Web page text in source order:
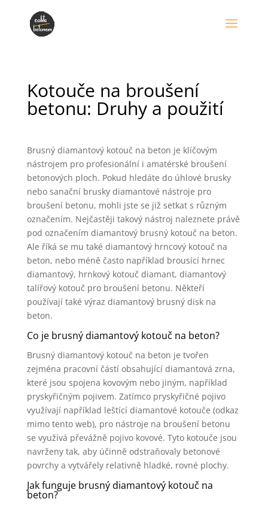
Kotouče na broušení
betonu: Druhy a použití
Brusný diamantový kotouč na beton je klíčovým
nástrojem pro profesionální i amatérské broušení
betonových ploch. Pokud hledáte do úhlové brusky
nebo sanační brusky diamantové nástroje pro
broušení betonu, mohli jste se již setkat s různým
označením. Nejčastěji takový nástroj naleznete právě
pod označením diamantový brusný kotouč na beton.
Ale říká se mu také diamantový hrncový kotouč na
beton, nebo méně často například brousící hrnec
diamantový, hrnkový kotouč diamant, diamantový
talířový kotouč pro broušení betonu. Někteří
používají také výraz diamantový brusný disk na
beton.
Co je brusný diamantový kotouč na beton?
Brusný diamantový kotouč na beton je tvořen
zejména pracovní částí obsahující diamantová zrna,
které jsou spojena kovovým nebo jiným, například
pryskyřičným pojivem. Zatímco pryskyřičné pojivo
využívají například leštící diamantové kotouče (odkaz
mimo tento web), pro nástroje na broušení betonu
se využívá převážně pojivo kovové. Tyto kotouče jsou
navrženy tak, aby účinně odstraňovaly betonové
povrchy a vytvářely relativně hladké, rovné plochy.
Jak funguje brusný diamantový kotouč na
beton?